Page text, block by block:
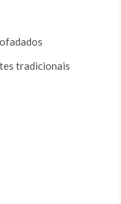
tradicionais